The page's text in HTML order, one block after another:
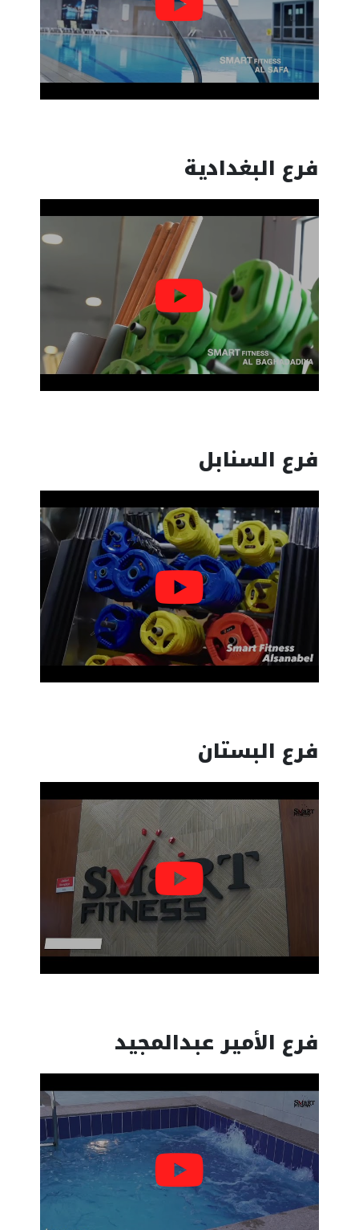
فرع البغدادية
فرع السنابل
فرع البستان
فرع الأمير عبدالمجيد